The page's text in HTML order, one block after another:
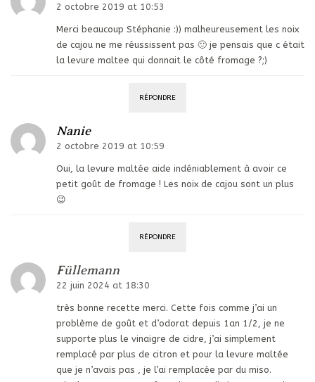
2 octobre 2019 at 10:53
Merci beaucoup Stéphanie :)) malheureusement les noix
de cajou ne me réussissent pas 🙂 je pensais que c était
la levure maltee qui donnait le côté fromage ?;)
RÉPONDRE
Nanie
2 octobre 2019 at 10:59
Oui, la levure maltée aide indéniablement à avoir ce
petit goût de fromage ! Les noix de cajou sont un plus
😉
RÉPONDRE
Füllemann
22 juin 2024 at 18:30
très bonne recette merci. Cette fois comme j’ai un
problème de goût et d’odorat depuis 1an 1/2, je ne
supporte plus le vinaigre de cidre, j’ai simplement
remplacé par plus de citron et pour la levure maltée
que je n’avais pas , je l’ai remplacée par du miso.